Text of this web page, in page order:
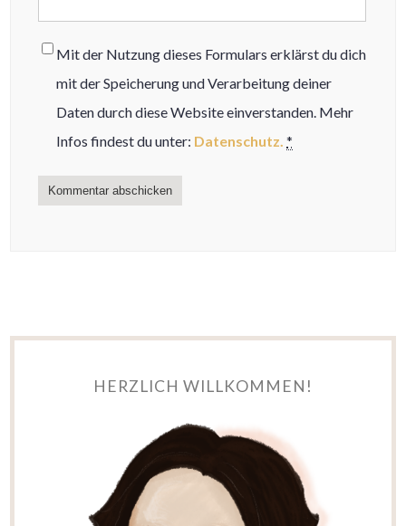
Mit der Nutzung dieses Formulars erklärst du dich
mit der Speicherung und Verarbeitung deiner
Daten durch diese Website einverstanden. Mehr
Infos findest du unter: Datenschutz. *
HERZLICH WILLKOMMEN!